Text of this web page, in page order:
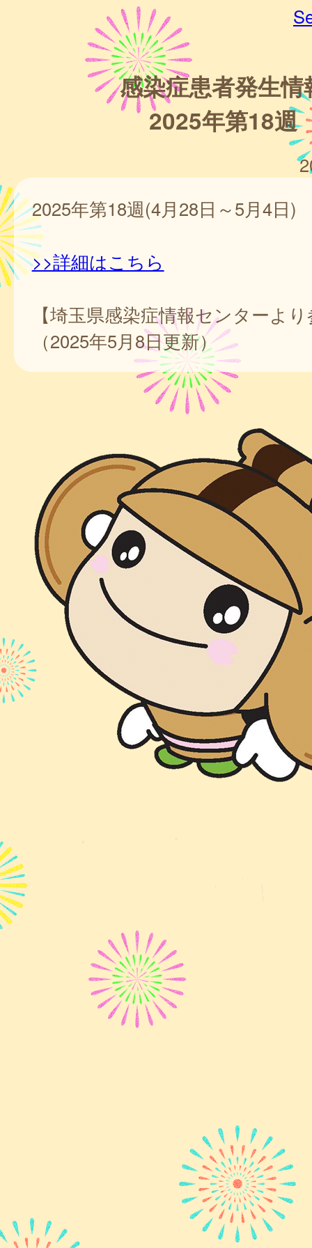
感染症患者発生情
2025年第18週
2025年第18週(4月28日～5月4日)
>>詳細はこちら
【埼玉県感染症情報センターよ
（2025年5月8日更新）